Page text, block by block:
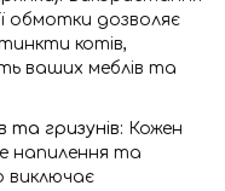
обмотки дозволяє
котів,
ваших меблів та
та гризунів: Кожен
напилення та
виключає